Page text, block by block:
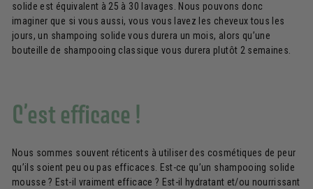
solide est équivalent à 25 à 30 lavages. Nous pouvons donc
imaginer que si vous aussi, vous vous lavez les cheveux tous les
jours, un shampoing solide vous durera un mois, alors qu’une
bouteille de shampooing classique vous durera plutôt 2 semaines.
C’est efficace !
Nous sommes souvent réticents à utiliser des cosmétiques de peur
qu’ils soient peu ou pas efficaces. Est-ce qu’un shampooing solide
mousse ? Est-il vraiment efficace ? Est-il hydratant et/ou nourrissant